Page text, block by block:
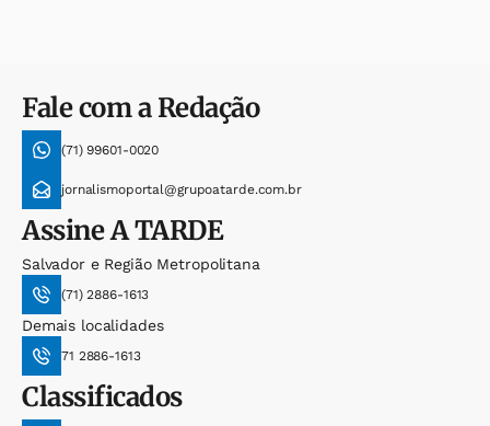
Fale com a Redação
(71) 99601-0020
jornalismoportal@grupoatarde.com.br
AssineA TARDE
Salvador e Região Metropolitana
(71) 2886-1613
Demais localidades
71 2886-1613
Classificados